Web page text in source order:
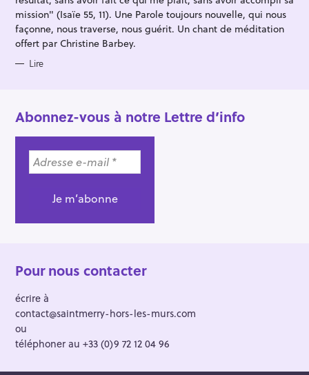
mission" (Isaïe 55, 11). Une Parole toujours nouvelle, qui nous
façonne, nous traverse, nous guérit. Un chant de méditation
offert par Christine Barbey.
Lire
Abonnez-vous à notre Lettre d’info
Pour nous contacter
écrire à
contact@saintmerry-hors-les-murs.com
ou
téléphoner au +33 (0)9 72 12 04 96